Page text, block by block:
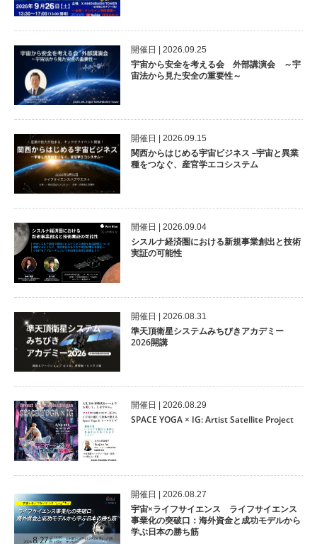
開催⽇ | 2026.09.25
宇宙から安全を考える会 外部講演会 ～宇
宙法から見た安全の重要性～
開催⽇ | 2026.09.15
関西からはじめる宇宙ビジネス –宇宙と異業
種をつなぐ、産官学エコシステム
開催⽇ | 2026.09.04
シスルナ経済圏における新規事業創出と技術
実証の可能性
開催⽇ | 2026.08.31
準天頂衛星システムみちびきアカデミー
2026開講
開催⽇ | 2026.08.29
SPACE YOGA × IG: Artist Satellite Project
開催⽇ | 2026.08.27
宇宙×ライフサイエンス ライフサイエンス
事業化の突破口：海外資金と成功モデルから
学ぶ日本の勝ち筋